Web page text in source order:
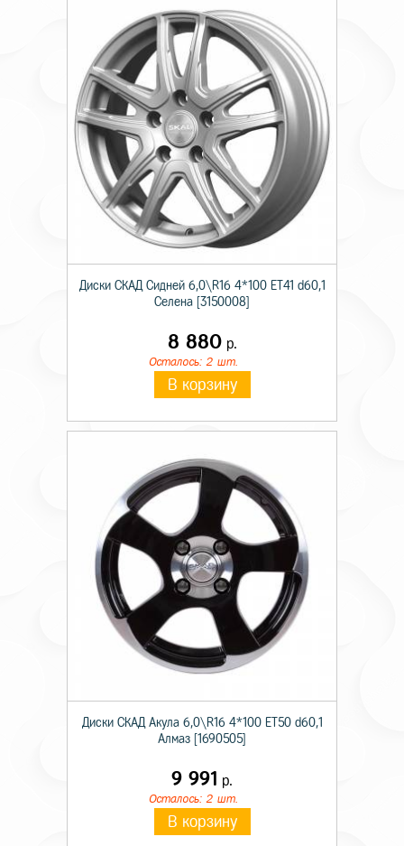
Диски СКАД Сидней 6,0\R16 4*100 ET41 d60,1
Селена [3150008]
8 880р.
Осталось: 2 шт.
В корзину
Диски СКАД Акула 6,0\R16 4*100 ET50 d60,1
Алмаз [1690505]
9 991 р.
Осталось: 2 шт.
В корзину